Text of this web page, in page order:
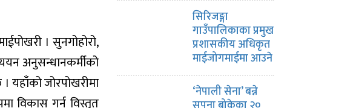
। सुनगोहोरो,
अनुसन्धानकर्मीको
यहाँको जोरपोखरीमा
विकास गर्न विस्तृत
सिरिजङ्गा
गाउँपालिकाका प्रमुख
प्रशासकीय अधिकृत
माईजोगमाईमा आउने
‘नेपाली सेना’ बन्ने